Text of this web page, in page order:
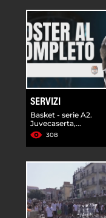
SERVIZI
Basket - serie A2.
Juvecaserta,...
308